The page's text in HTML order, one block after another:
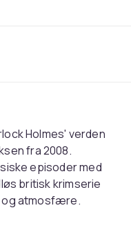
Holmes' verden
fra 2008.
episoder med
britisk krimserie
og atmosfære.